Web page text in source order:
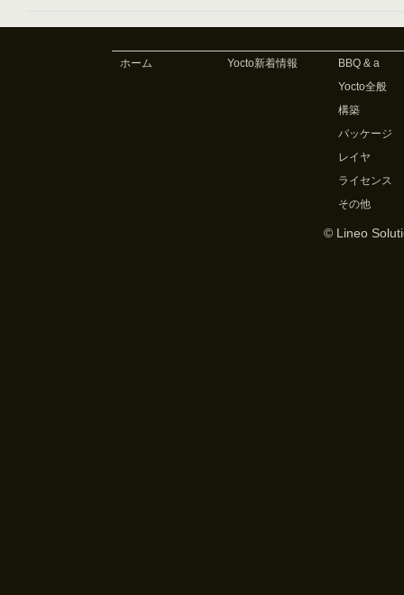
ホーム Yocto新着情報
BBQ & a
Yocto全般
構築
パッケージ
レイヤ
ライセンス
その他
© Lineo